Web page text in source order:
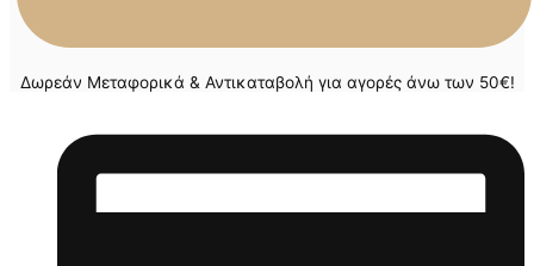
Δωρεάν Μεταφορικά & Αντικαταβολή για αγορές άνω των 50€!